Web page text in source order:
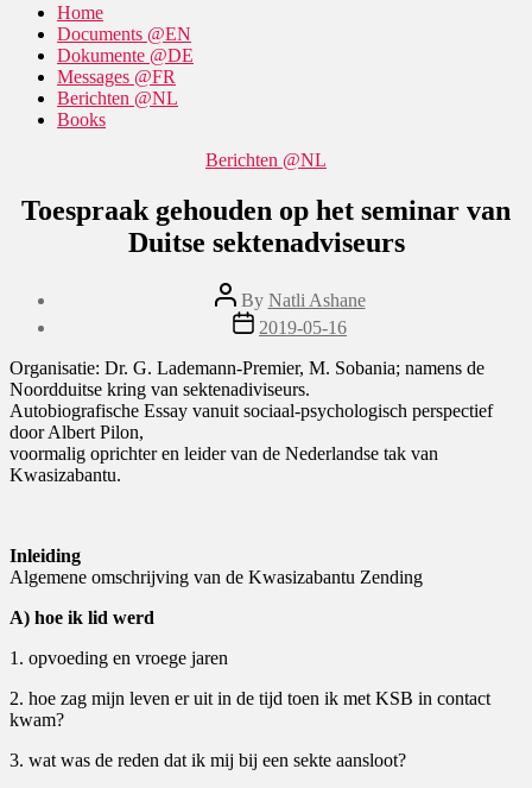
Home
Documents @EN
Dokumente @DE
Messages @FR
Berichten @NL
Books
Categories
Berichten @NL
Toespraak gehouden op het seminar van
Duitse sektenadviseurs
Post
author
By Natli Ashane
Post
date
2019-05-16
Organisatie: Dr. G. Lademann-Premier, M. Sobania; namens de
Noordduitse kring van sektenadiviseurs.
Autobiografische Essay vanuit sociaal-psychologisch perspectief
door Albert Pilon,
voormalig oprichter en leider van de Nederlandse tak van
Kwasizabantu.
Inleiding
Algemene omschrijving van de Kwasizabantu Zending
A) hoe ik lid werd
1. opvoeding en vroege jaren
2. hoe zag mijn leven er uit in de tijd toen ik met KSB in contact
kwam?
3. wat was de reden dat ik mij bij een sekte aansloot?